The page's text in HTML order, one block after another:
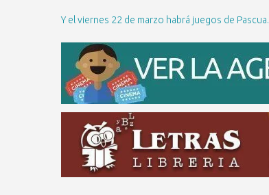
Y el viernes 22 de marzo habrá juegos de Pascua.